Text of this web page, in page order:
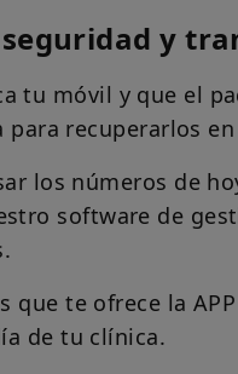
y
tu móvil y que el
recuperarlos
los números de
software de
que te ofrece la
de tu clínica.